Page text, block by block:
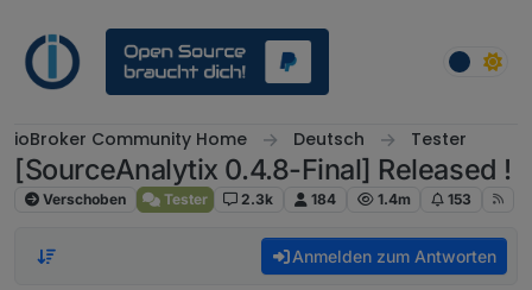
ioBroker Community Home Deutsch Tester
[SourceAnalytix 0.4.8-Final] Released !
Verschoben Tester 2.3k 184 1.4m 153
Anmelden zum Antworten